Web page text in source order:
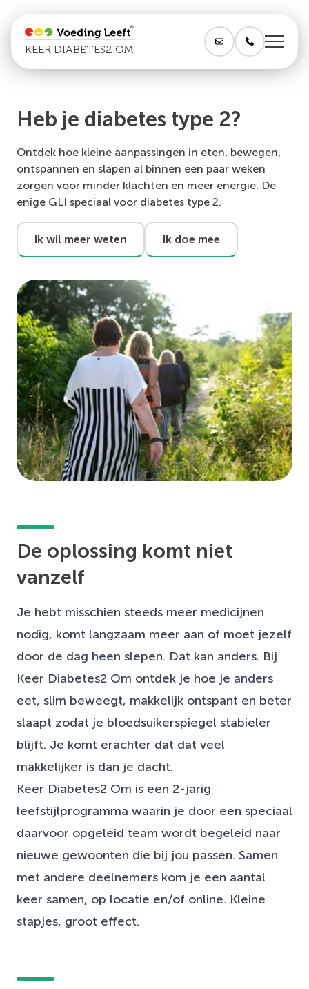
KEER DIABETES2 OM
Heb je diabetes type 2?
Ontdek hoe kleine aanpassingen in eten, bewegen,
ontspannen en slapen al binnen een paar weken
zorgen voor minder klachten en meer energie. De
enige GLI speciaal voor diabetes type 2.
Ik wil meer weten Ik doe mee
De oplossing komt niet
vanzelf
Je hebt misschien steeds meer medicijnen
nodig, komt langzaam meer aan of moet jezelf
door de dag heen slepen. Dat kan anders. Bij
Keer Diabetes2 Om ontdek je hoe je anders
eet, slim beweegt, makkelijk ontspant en beter
slaapt zodat je bloedsuikerspiegel stabieler
blijft. Je komt erachter dat dat veel
makkelijker is dan je dacht.
Keer Diabetes2 Om is een 2-jarig
leefstijlprogramma waarin je door een speciaal
daarvoor opgeleid team wordt begeleid naar
nieuwe gewoonten die bij jou passen. Samen
met andere deelnemers kom je een aantal
keer samen, op locatie en/of online. Kleine
stapjes, groot effect.